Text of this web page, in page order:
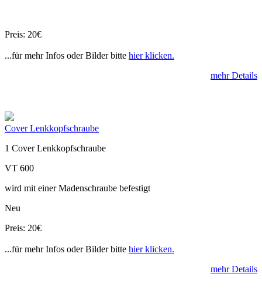
Preis: 20€
...für mehr Infos oder Bilder bitte hier klicken.
mehr Details
Cover Lenkkopfschraube
1 Cover Lenkkopfschraube
VT 600
wird mit einer Madenschraube befestigt
Neu
Preis: 20€
...für mehr Infos oder Bilder bitte hier klicken.
mehr Details